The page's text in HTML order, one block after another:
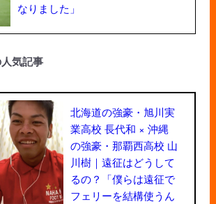
なりました」
人気記事
北海道の強豪・旭川実
業高校 長代和 × 沖縄
の強豪・那覇西高校 山
川樹｜遠征はどうして
るの？「僕らは遠征で
フェリーを結構使うん